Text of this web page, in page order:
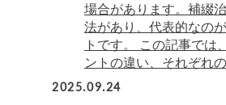
場合があります。補綴
法があり、代表的なの
トです。 この記事では
ントの違い、それぞれ
2025.09.24